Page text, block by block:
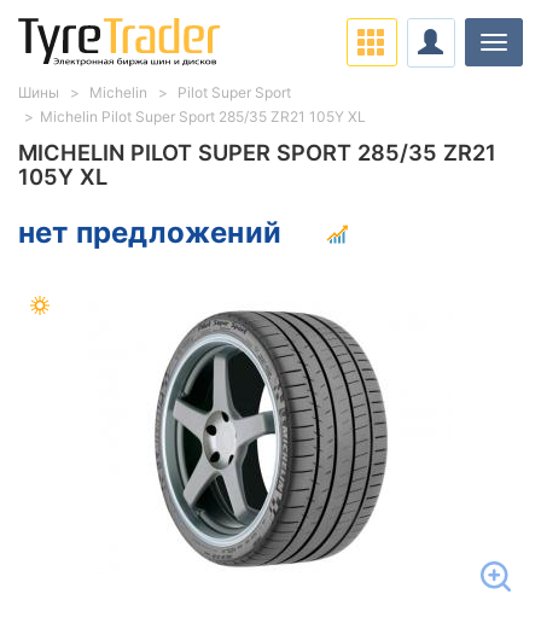
MICHELIN PILOT SUPER SPORT 285/35 ZR21
105Y XL
нет предложений
Шины Michelin
Pilot Super Sport
Michelin Pilot Super Sport 285/35 ZR21 105Y XL